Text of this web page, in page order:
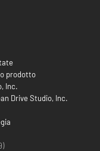
prodotto
Inc.
Drive Studio, Inc.
)